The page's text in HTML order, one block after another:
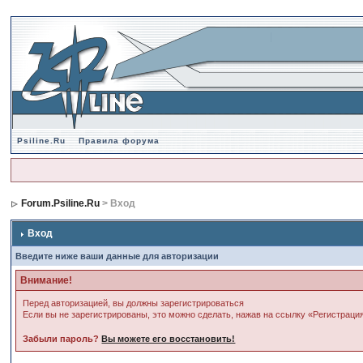
Psiline.Ru Правила форума
Forum.Psiline.Ru > Вход
Вход
Введите ниже ваши данные для авторизации
Внимание!
Перед авторизацией, вы должны зарегистрироваться
Если вы не зарегистрированы, это можно сделать, нажав на ссылку
Забыли пароль?Вы можете его восстановить!